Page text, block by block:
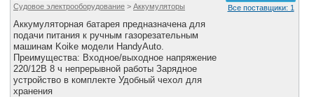
Судовое электрооборудование > Аккумуляторы
Аккумуляторная батарея предназначена для
подачи питания к ручным газорезательным
машинам Koike модели HandyAuto.
Преимущества: Входное/выходное напряжение
220/12В 8 ч непрерывной работы Зарядное
устройство в комплекте Удобный чехол для
хранения
Все поставщики: 1